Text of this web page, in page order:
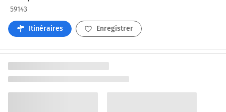
59143
Itinéraires Enregistrer